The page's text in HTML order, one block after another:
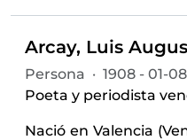
Arcay, Luis
Persona · 1908 - 01-
Poeta y periodista
Nació en Valencia